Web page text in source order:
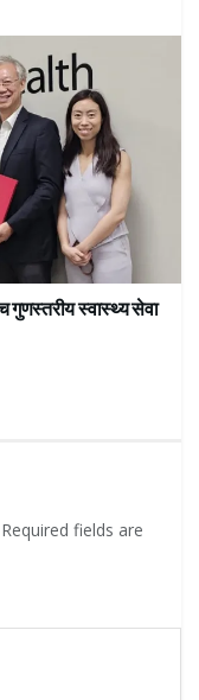
गुणस्तरीय स्वास्थ्य सेवा
Required fields are